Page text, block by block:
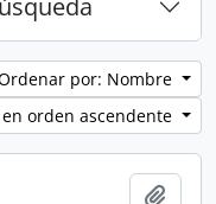
por: Nombre
orden ascendente